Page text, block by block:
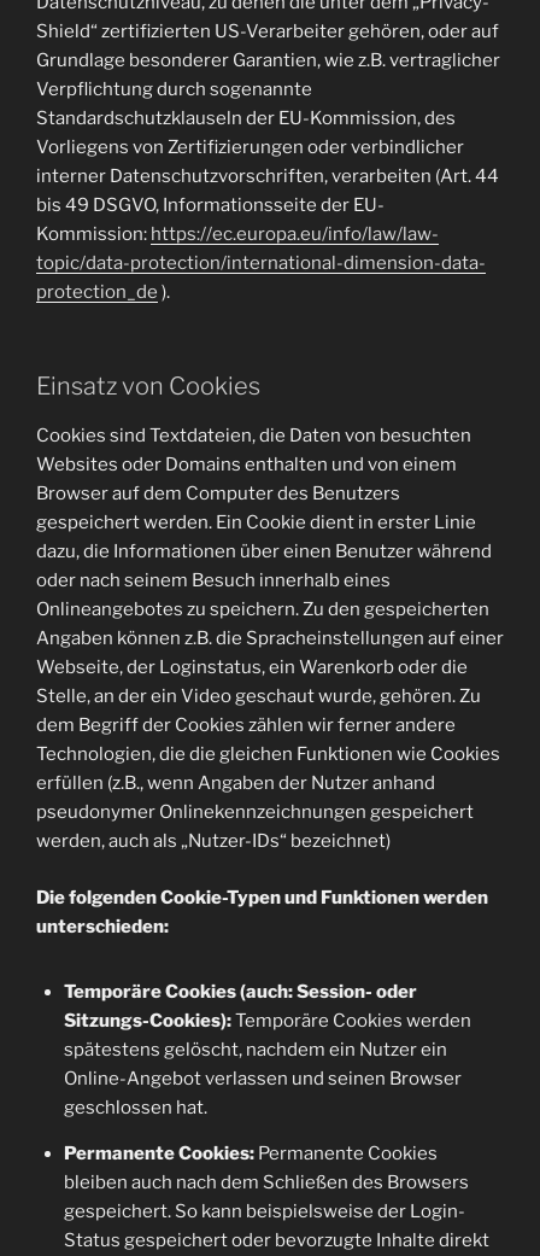
Shield“ zertifizierten US-Verarbeiter gehören, oder auf
Grundlage besonderer Garantien, wie z.B. vertraglicher
Verpflichtung durch sogenannte
Standardschutzklauseln der EU-Kommission, des
Vorliegens von Zertifizierungen oder verbindlicher
interner Datenschutzvorschriften, verarbeiten (Art. 44
bis 49 DSGVO, Informationsseite der EU-
Kommission: https://ec.europa.eu/info/law/law-
topic/data-protection/international-dimension-data-
protection_de ).
Einsatz von Cookies
Cookies sind Textdateien, die Daten von besuchten
Websites oder Domains enthalten und von einem
Browser auf dem Computer des Benutzers
gespeichert werden. Ein Cookie dient in erster Linie
dazu, die Informationen über einen Benutzer während
oder nach seinem Besuch innerhalb eines
Onlineangebotes zu speichern. Zu den gespeicherten
Angaben können z.B. die Spracheinstellungen auf einer
Webseite, der Loginstatus, ein Warenkorb oder die
Stelle, an der ein Video geschaut wurde, gehören. Zu
dem Begriff der Cookies zählen wir ferner andere
Technologien, die die gleichen Funktionen wie Cookies
erfüllen (z.B., wenn Angaben der Nutzer anhand
pseudonymer Onlinekennzeichnungen gespeichert
werden, auch als „Nutzer-IDs“ bezeichnet)
Die folgenden Cookie-Typen und Funktionen werden
unterschieden:
Temporäre Cookies (auch: Session- oder
Sitzungs-Cookies):Temporäre Cookies werden
spätestens gelöscht, nachdem ein Nutzer ein
Online-Angebot verlassen und seinen Browser
geschlossen hat.
Permanente Cookies:Permanente Cookies
bleiben auch nach dem Schließen des Browsers
gespeichert. So kann beispielsweise der Login-
Status gespeichert oder bevorzugte Inhalte direkt